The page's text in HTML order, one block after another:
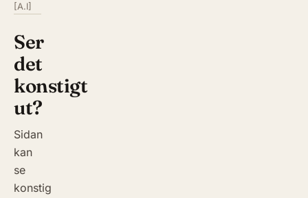
[A.I]
Ser
det
konstigt
ut?
Sidan
kan
se
konstig